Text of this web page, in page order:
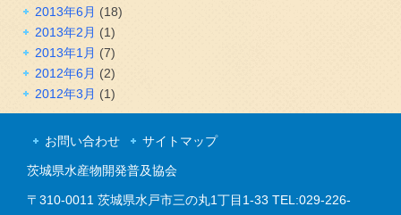
2013年6月 (18)
2013年2月 (1)
2013年1月 (7)
2012年6月 (2)
2012年3月 (1)
お問い合わせ サイトマップ
茨城県水産物開発普及協会
〒310-0011 茨城県水戸市三の丸1丁目1-33 TEL:029-226-